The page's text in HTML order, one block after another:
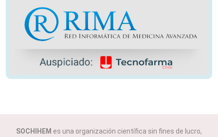
SOCHIHEM es una organización científica sin fines de lucro,